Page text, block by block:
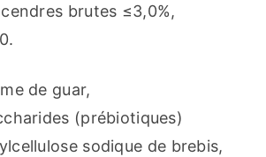
brutes ≤3,0%,
de guar,
(prébiotiques)
sodique de brebis,